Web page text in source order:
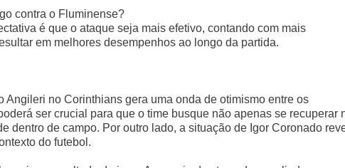
contra o Fluminense?
é que o ataque seja mais efetivo, contando com mais
em melhores desempenhos ao longo da partida.
no Corinthians gera uma onda de otimismo entre os
ser crucial para que o time busque não apenas se recuperar
dentro de campo. Por outro lado, a situação de Igor Coronado
do futebol.